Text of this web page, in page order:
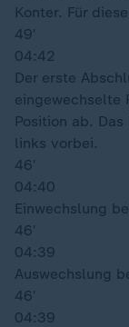
Konter. Für
49′
04:42
Der erste
eingewechselte
Position ab.
links vorbei.
46′
04:40
Einwechslung
46′
04:39
Auswechslung
46′
04:39